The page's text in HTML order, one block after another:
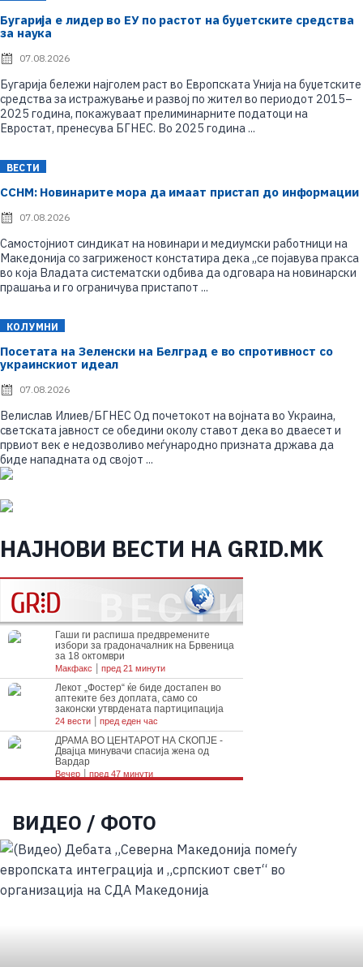
Бугарија е лидер во ЕУ по растот на буџетските средства
за наука
P
s
t
e
d
o
07.08.2026
Бугарија бележи најголем раст во Европската Унија на буџетските
средства за истражување и развој по жител во периодот 2015–
2025 година, покажуваат прелиминарните податоци на
Евростат, пренесува БГНЕС. Во 2025 година ...
ВЕСТИ
ССНМ: Новинарите мора да имаат пристап до информации
P
s
t
e
d
o
07.08.2026
Самостојниот синдикат на новинари и медиумски работници на
Македонија со загриженост констатира дека „се појавува пракса
во која Владата систематски одбива да одговара на новинарски
прашања и го ограничува пристапот ...
КОЛУМНИ
Посетата на Зеленски на Белград е во спротивност со
украинскиот идеал
P
s
t
e
d
o
n
07.08.2026
Велислав Илиев/БГНЕС Од почетокот на војната во Украина,
светската јавност се обедини околу ставот дека во дваесет и
првиот век е недозволиво меѓународно призната држава да
биде нападната од својот ...
НАЈНОВИ ВЕСТИ НА GRID.MK
ВИДЕО / ФОТО